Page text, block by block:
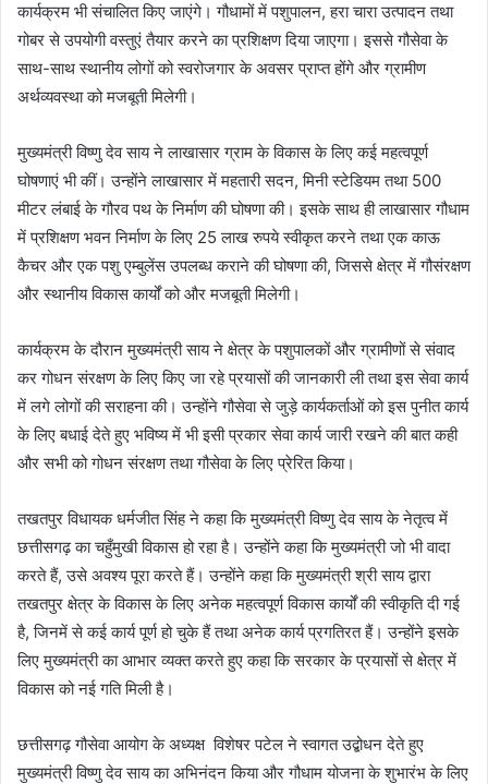
कार्यक्रम भी संचालित किए जाएंगे। गौधामों में पशुपालन, हरा चारा उत्पादन तथा
गोबर से उपयोगी वस्तुएं तैयार करने का प्रशिक्षण दिया जाएगा। इससे गौसेवा के
साथ-साथ स्थानीय लोगों को स्वरोजगार के अवसर प्राप्त होंगे और ग्रामीण
अर्थव्यवस्था को मजबूती मिलेगी।
मुख्यमंत्री विष्णु देव साय ने लाखासार ग्राम के विकास के लिए कई महत्वपूर्ण
घोषणाएं भी कीं। उन्होंने लाखासार में महतारी सदन, मिनी स्टेडियम तथा 500
मीटर लंबाई के गौरव पथ के निर्माण की घोषणा की। इसके साथ ही लाखासार गौधाम
में प्रशिक्षण भवन निर्माण के लिए 25 लाख रुपये स्वीकृत करने तथा एक काऊ
कैचर और एक पशु एम्बुलेंस उपलब्ध कराने की घोषणा की, जिससे क्षेत्र में गौसंरक्षण
और स्थानीय विकास कार्यों को और मजबूती मिलेगी।
कार्यक्रम के दौरान मुख्यमंत्री साय ने क्षेत्र के पशुपालकों और ग्रामीणों से संवाद
कर गोधन संरक्षण के लिए किए जा रहे प्रयासों की जानकारी ली तथा इस सेवा कार्य
में लगे लोगों की सराहना की। उन्होंने गौसेवा से जुड़े कार्यकर्ताओं को इस पुनीत कार्य
के लिए बधाई देते हुए भविष्य में भी इसी प्रकार सेवा कार्य जारी रखने की बात कही
और सभी को गोधन संरक्षण तथा गौसेवा के लिए प्रेरित किया।
तखतपुर विधायक धर्मजीत सिंह ने कहा कि मुख्यमंत्री विष्णु देव साय के नेतृत्व में
छत्तीसगढ़ का चहुँमुखी विकास हो रहा है। उन्होंने कहा कि मुख्यमंत्री जो भी वादा
करते हैं, उसे अवश्य पूरा करते हैं। उन्होंने कहा कि मुख्यमंत्री श्री साय द्वारा
तखतपुर क्षेत्र के विकास के लिए अनेक महत्वपूर्ण विकास कार्यों की स्वीकृति दी गई
है, जिनमें से कई कार्य पूर्ण हो चुके हैं तथा अनेक कार्य प्रगतिरत हैं। उन्होंने इसके
लिए मुख्यमंत्री का आभार व्यक्त करते हुए कहा कि सरकार के प्रयासों से क्षेत्र में
विकास को नई गति मिली है।
छत्तीसगढ़ गौसेवा आयोग के अध्यक्ष विशेषर पटेल ने स्वागत उद्बोधन देते हुए
मुख्यमंत्री विष्णु देव साय का अभिनंदन किया और गौधाम योजना के शुभारंभ के लिए